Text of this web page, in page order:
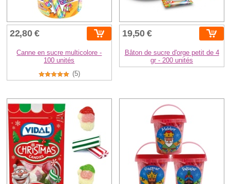
22,80 €
Canne en sucre multicolore -
100 unités
(5)
19,50 €
Bâton de sucre d'orge petit de 4
gr - 200 unités